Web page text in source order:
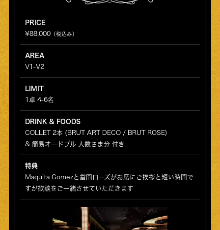
PRICE
¥88,000 （税込み）
AREA
V1-V2
LIMIT
1卓 4-6名
DRINK & FOODS
COLLET 2本 (BRUT ART DECO / BRUT ROSE)
& 簡易オードブル 人数さま分 付き
特典
Maquita Gomezと當間ローズがお席にご挨拶と短い時間で
すが歓談をご一緒させていただきます